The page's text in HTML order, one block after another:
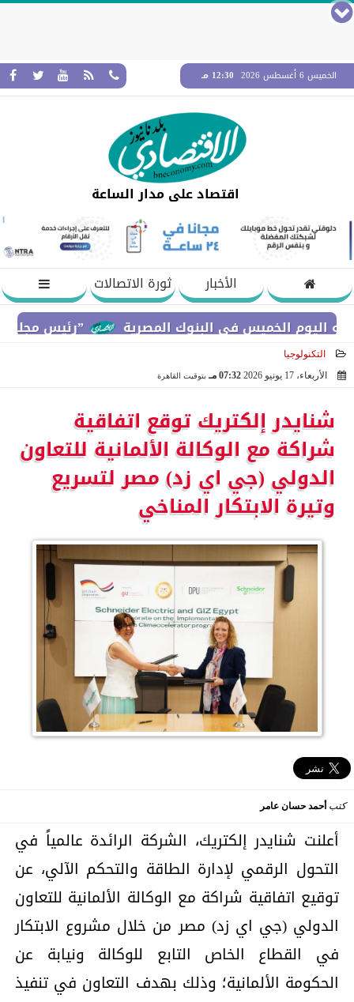
الخميس 6 أغسطس 2026 12:30 مـ
اقتصاد على مدار الساعة
الأخبار
ثورة الاتصالات
”رئيس مجلس القضاء
الخميس في البنوك المصرية
التكنولوجيا
الأربعاء، 17 يونيو 2026
07:32 مـ بتوقيت القاهرة
شنايدر إلكتريك توقع اتفاقية
شراكة مع الوكالة الألمانية للتعاون
الدولي (جي اي زد) مصر لتسريع
وتيرة الابتكار المناخي
كتب أحمد حسان عامر
أعلنت شنايدر إلكتريك، الشركة الرائدة عالمياً في
التحول الرقمي لإدارة الطاقة والتحكم الآلي، عن
توقيع اتفاقية شراكة مع الوكالة الألمانية للتعاون
الدولي (جي اي زد) مصر من خلال مشروع الابتكار
في القطاع الخاص التابع للوكالة ونيابة عن
الحكومة الألمانية؛ وذلك بهدف التعاون في تنفيذ